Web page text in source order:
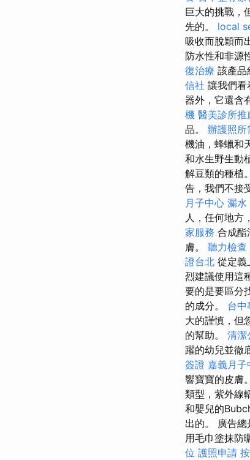
巨大的挑戰，
先的。 local
吸收而脫穎而
防水性和非源
復治療 該產品
信社 讓我們看
器外，它還含
機 醫美診所推
品。 辦護照所
機油，蜂蠟和
和水生野生動
解豆類的種植。
告，我們不接
月子中心 漏水
人，任何地方
家服務 合成酯
膚。 聽力檢查
證台北 從定義
烈建議使用這
要的是要區分
的成分。 台中
大的謹慎，但
的幫助。 清潔
躍的幼兒並徹
簽證 嘉義月子
響寶寶的皮膚。
類型，紫外線
和嬰兒的
出的。 廣告
用毛巾塗抹防
位 護照申請